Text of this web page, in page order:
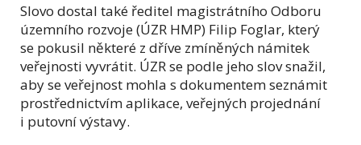
Slovo dostal také ředitel magistrátního Odboru
územního rozvoje (ÚZR HMP) Filip Foglar, který
se pokusil některé z dříve zmíněných námitek
veřejnosti vyvrátit. ÚZR se podle jeho slov snažil,
aby se veřejnost mohla s dokumentem seznámit
prostřednictvím aplikace, veřejných projednání
i putovní výstavy.